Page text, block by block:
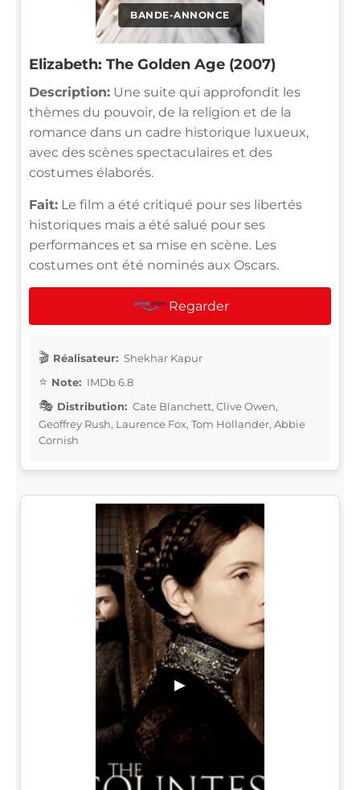
BANDE-ANNONCE
Elizabeth: The Golden Age (2007)
Description: Une suite qui approfondit les
thèmes du pouvoir, de la religion et de la
romance dans un cadre historique luxueux,
avec des scènes spectaculaires et des
costumes élaborés.
Fait: Le film a été critiqué pour ses libertés
historiques mais a été salué pour ses
performances et sa mise en scène. Les
costumes ont été nominés aux Oscars.
Regarder
Réalisateur: Shekhar Kapur
Note: IMDb 6.8
Distribution: Cate Blanchett, Clive Owen,
Geoffrey Rush, Laurence Fox, Tom Hollander, Abbie
Cornish
▶